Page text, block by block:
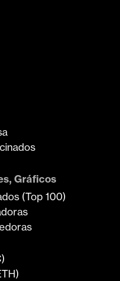
Gráficos
(Top 100)